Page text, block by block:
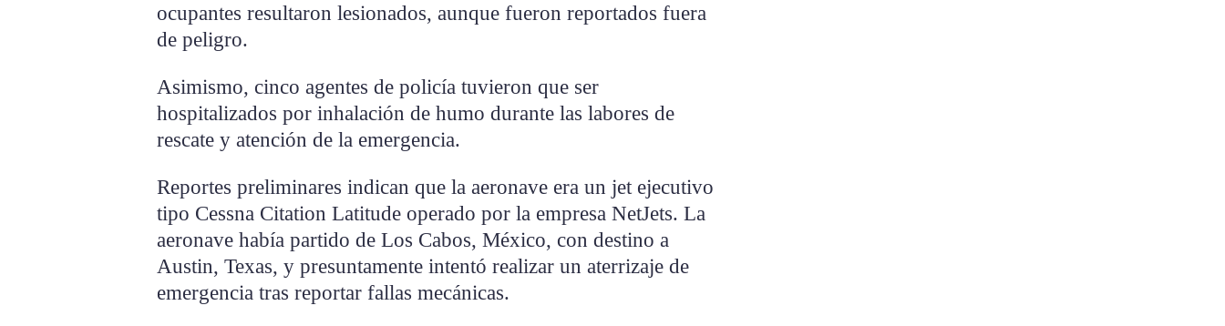
ocupantes resultaron lesionados, aunque fueron reportados fuera
de peligro.
Asimismo, cinco agentes de policía tuvieron que ser
hospitalizados por inhalación de humo durante las labores de
rescate y atención de la emergencia.
Reportes preliminares indican que la aeronave era un jet ejecutivo
tipo Cessna Citation Latitude operado por la empresa NetJets. La
aeronave había partido de Los Cabos, México, con destino a
Austin, Texas, y presuntamente intentó realizar un aterrizaje de
emergencia tras reportar fallas mecánicas.